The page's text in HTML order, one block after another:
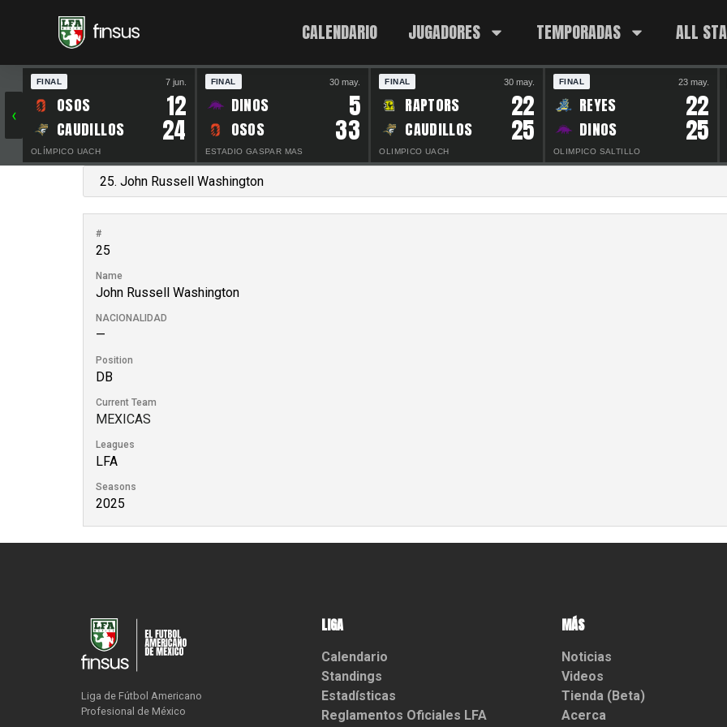
CALENDARIO JUGADORES TEMPORADAS ALL
‹
FINAL 7 jun.
OSOS 12
CAUDILLOS 24
OLÍMPICO UACH
FINAL 30 may.
DINOS 5
OSOS 33
ESTADIO GASPAR MAS
FINAL 30 may.
RAPTORS 22
CAUDILLOS 25
OLIMPICO UACH
FINAL 23 may.
REYES 22
DINOS 25
OLIMPICO SALTILLO
#
25
Name
John Russell Washington
NACIONALIDAD
—
Position
DB
Current Team
MEXICAS
Leagues
LFA
Seasons
2025
Liga de Fútbol Americano
Profesional de México
LIGA
Calendario
Standings
Estadísticas
Reglamentos Oficiales LFA
MÁS
Noticias
Videos
Tienda (Beta)
Acerca